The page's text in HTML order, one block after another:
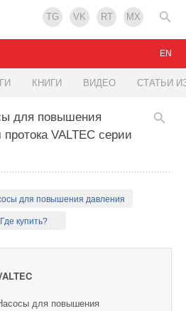
TG VK RT MX
КНИГИ ВИДЕО СТАТЬИ
EN
для повышения
VALTEC серии
для повышения давления
Где купить?
для повышения